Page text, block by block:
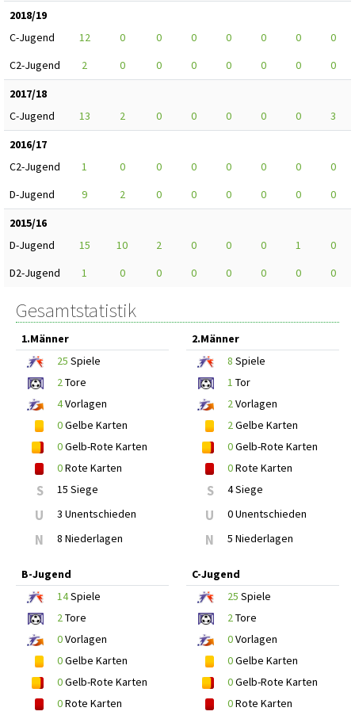
2018/19
C-Jugend
12 0 0 0 0 0 0
0
C2-Jugend
2 0 0 0 0 0 0
0
2017/18
C-Jugend
13 2 0 0 0 0 0
3
2016/17
C2-Jugend
1 0 0 0 0 0 0
0
D-Jugend
9 2 0 0 0 0 0
0
2015/16
D-Jugend
15 10 2 0 0 0 1
0
D2-Jugend
1 0 0 0 0 0 0 0
Gesamtstatistik
1.Männer
25 Spiele
2Tore
4Vorlagen
0Gelbe Karten
0Gelb-Rote Karten
0Rote Karten
S 15 Siege
U 3 Unentschieden
N 8 Niederlagen
2.Männer
8 Spiele
1 Tor
2Vorlagen
2Gelbe Karten
0Gelb-Rote Karten
0Rote Karten
S 4 Siege
U 0 Unentschieden
N 5 Niederlagen
B-Jugend
14Spiele
2Tore
0Vorlagen
0Gelbe Karten
0Gelb-Rote Karten
0Rote Karten
C-Jugend
25 Spiele
2Tore
0Vorlagen
0Gelbe Karten
0Gelb-Rote Karten
0Rote Karten